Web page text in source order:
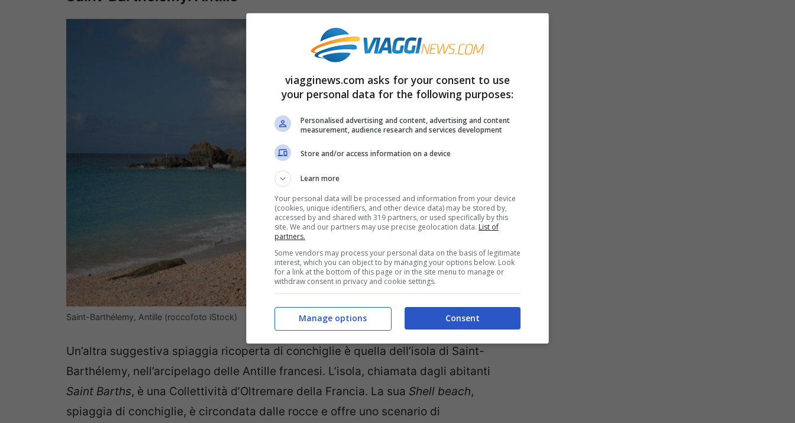
Saint-Barthélemy, Antille (roccofoto iStock)
Un’altra suggestiva spiaggia ricoperta di conchiglie è quella dell’isola di Saint-
Barthélemy, nell’arcipelago delle Antille francesi. L’isola, chiamata dagli abitanti
Saint Barths, è una Collettività d’Oltremare della Francia. La sua Shell beach,
spiaggia di conchiglie, è circondata dalle rocce e offre uno scenario di
viagginews.com asks for your consent to use
your personal data for the following purposes:
Personalised advertising and content, advertising and content
measurement, audience research and services development
Store and/or access information on a device
Learn more
Your personal data will be processed and information from your device
(cookies, unique identifiers, and other device data) may be stored by,
accessed by and shared with 319 partners, or used specifically by this
site. We and our partners may use precise geolocation data. List of
partners.
Some vendors may process your personal data on the basis of legitimate
interest, which you can object to by managing your options below. Look
for a link at the bottom of this page or in the site menu to manage or
withdraw consent in privacy and cookie settings.
Consent
Manage options